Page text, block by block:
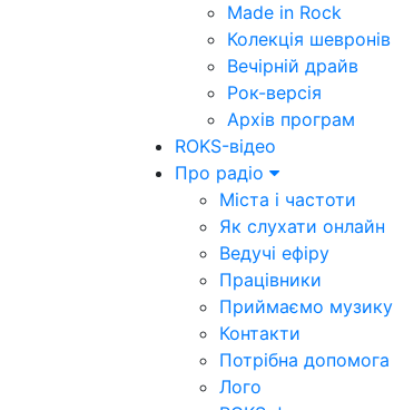
Made in Rock
Колекція шевронів
Вечірній драйв
Рок-версія
Архів програм
ROKS-відео
Про радіо
Міста і частоти
Як слухати онлайн
Ведучі ефіру
Працівники
Приймаємо музику
Контакти
Потрібна допомога
Лого